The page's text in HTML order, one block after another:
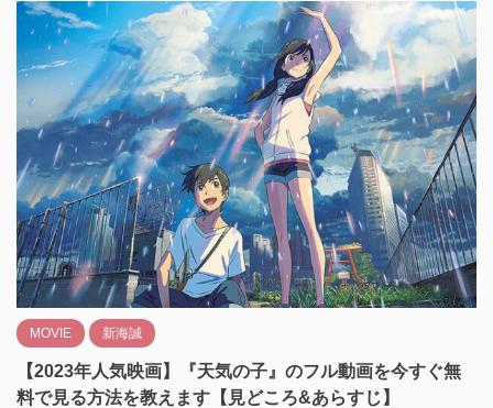
MOVIE 新海誠
【2023年人気映画】『天気の子』のフル動画を今すぐ無
料で見る方法を教えます【見どころ&あらすじ】